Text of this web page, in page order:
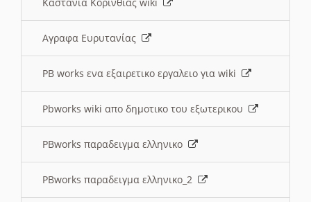
Αγραφα Ευρυτανίας
PB works ενα εξαιρετικο εργαλειο για wiki
Pbworks wiki απο δημοτικο του εξωτερικου
PBworks παραδειγμα ελληνικο
PBworks παραδειγμα ελληνικο_2